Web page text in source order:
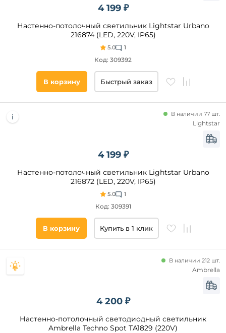
другая
Площадь
освещения,
кв. м
IP
Пульт
управления
особенности
Регулировка
яркости
4 199 ₽
Настенно-потолочный светильник Lightstar Urbano
216874 (LED, 220V, IP65)
5.0 1
Код: 309392
В корзину Быстрый заказ
4 199 ₽
Настенно-потолочный светильник Lightstar Urbano
216872 (LED, 220V, IP65)
5.0 1
В наличии 77 шт.
Код: 309391
Lightstar
В корзину Купить в 1 клик
4 200 ₽
Настенно-потолочный светодиодный светильник
Ambrella Techno Spot TA1829 (220V)
В наличии 212 шт.
Ambrella